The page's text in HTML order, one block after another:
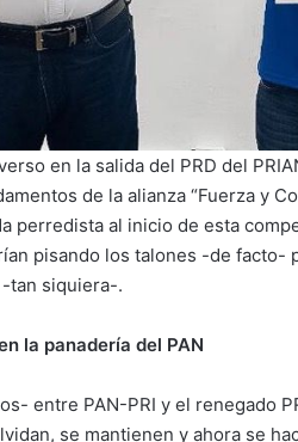
en la salida del PRD del
de la alianza “Fuerza y
perredista al inicio de esta
pisando los talones -de facto-
tan siquiera-.
la panadería del PAN
entre PAN-PRI y el renegado
se mantienen y ahora se